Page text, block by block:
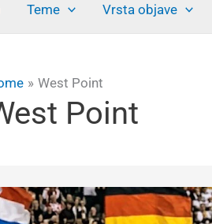
Teme Vrsta objave
West Point
Point